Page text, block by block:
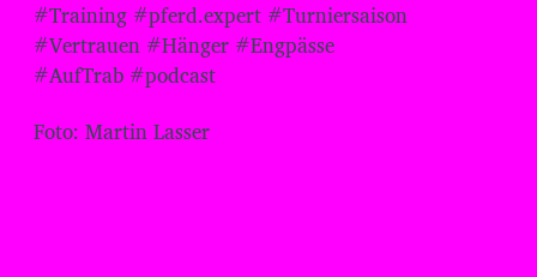
#Training #pferd.expert #Turniersaison
#Vertrauen #Hänger #Engpässe
#AufTrab #podcast
Foto: Martin Lasser